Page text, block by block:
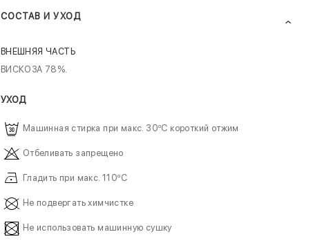
СОСТАВ И УХОД
ВНЕШНЯЯ ЧАСТЬ
ВИСКОЗА 78%.
УХОД
Машинная стирка при макс. 30ºC короткий отжим
Отбеливать запрещено
Гладить при макс. 110ºC
Не подвергать химчистке
Не использовать машинную сушку